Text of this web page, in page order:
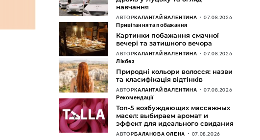
навчання
АВТОРКАЛАНТАЙ ВАЛЕНТИНА 07.08.2026
Привітання та побажання
Картинки побажання смачної
вечері та затишного вечора
АВТОРКАЛАНТАЙ ВАЛЕНТИНА 07.08.2026
Лікбез
Природні кольори волосся: назви
та класифікація відтінків
АВТОРКАЛАНТАЙ ВАЛЕНТИНА 07.08.2026
Рекомендації
Топ-5 возбуждающих массажных
масел: выбираем аромат и
эффект для идеального свидания
АВТОРБАЛАНОВА ОЛЕНА 07.08.2026